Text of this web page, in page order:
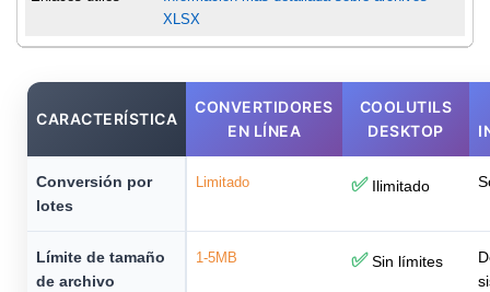
XLSX
CARACTERÍSTICA
CONVERTIDORES
EN LÍNEA
COOLUTILS
DESKTOP
Conversión por
lotes
Limitado ✅Ilimitado
Límite de tamaño
de archivo
1-5MB ✅Sin límites